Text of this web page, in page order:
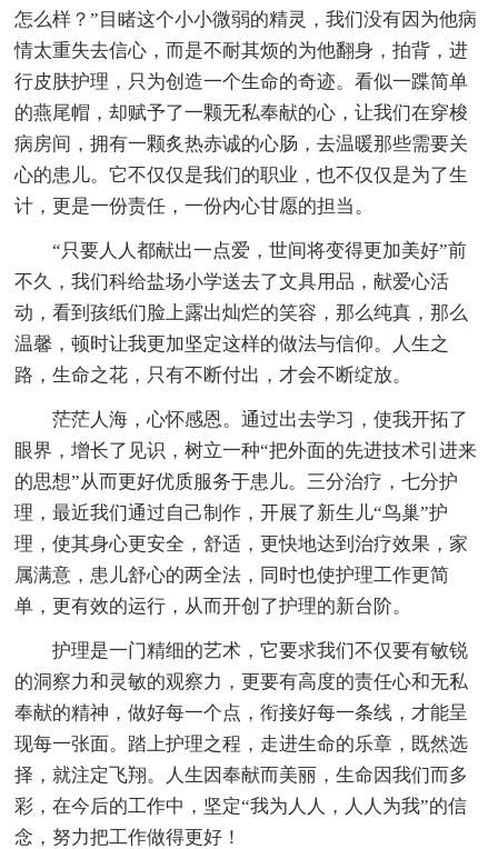
怎么样？”目睹这个小小微弱的精灵，我们没有因为他病
情太重失去信心，而是不耐其烦的为他翻身，拍背，进
行皮肤护理，只为创造一个生命的奇迹。看似一蹀简单
的燕尾帽，却赋予了一颗无私奉献的心，让我们在穿梭
病房间，拥有一颗炙热赤诚的心肠，去温暖那些需要关
心的患儿。它不仅仅是我们的职业，也不仅仅是为了生
计，更是一份责任，一份内心甘愿的担当。
“只要人人都献出一点爱，世间将变得更加美好”前
不久，我们科给盐场小学送去了文具用品，献爱心活
动，看到孩纸们脸上露出灿烂的笑容，那么纯真，那么
温馨，顿时让我更加坚定这样的做法与信仰。人生之
路，生命之花，只有不断付出，才会不断绽放。
茫茫人海，心怀感恩。通过出去学习，使我开拓了
眼界，增长了见识，树立一种“把外面的先进技术引进来
的思想”从而更好优质服务于患儿。三分治疗，七分护
理，最近我们通过自己制作，开展了新生儿“鸟巢”护
理，使其身心更安全，舒适，更快地达到治疗效果，家
属满意，患儿舒心的两全法，同时也使护理工作更简
单，更有效的运行，从而开创了护理的新台阶。
护理是一门精细的艺术，它要求我们不仅要有敏锐
的洞察力和灵敏的观察力，更要有高度的责任心和无私
奉献的精神，做好每一个点，衔接好每一条线，才能呈
现每一张面。踏上护理之程，走进生命的乐章，既然选
择，就注定飞翔。人生因奉献而美丽，生命因我们而多
彩，在今后的工作中，坚定“我为人人，人人为我”的信
念，努力把工作做得更好！